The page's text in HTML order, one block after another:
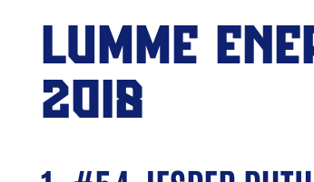
LUMME
2018